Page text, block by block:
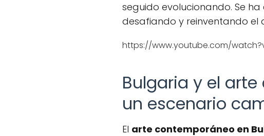
seguido evolucionando. Se
desafiando y reinventando el
https://www.youtube.com/
Bulgaria y el
un escenario
El arte contemporáneo en